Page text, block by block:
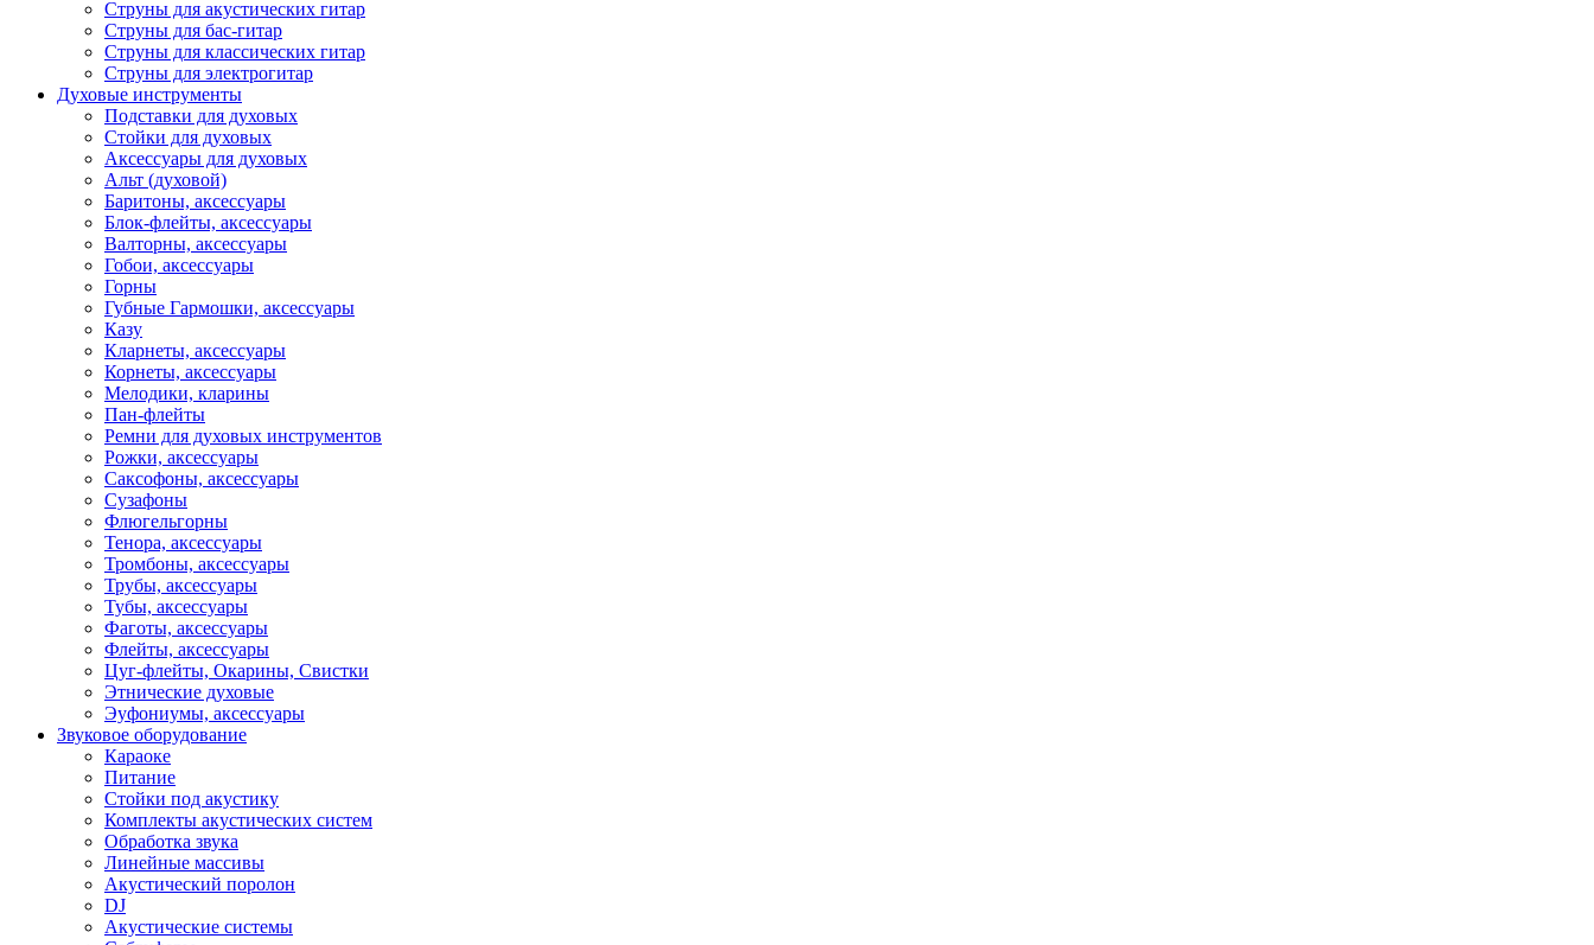
Струны для акустических гитар
Струны для бас-гитар
Струны для классических гитар
Струны для электрогитар
Духовые инструменты
Подставки для духовых
Стойки для духовых
Аксессуары для духовых
Альт (духовой)
Баритоны, аксессуары
Блок-флейты, аксессуары
Валторны, аксессуары
Гобои, аксессуары
Горны
Губные Гармошки, аксессуары
Казу
Кларнеты, аксессуары
Корнеты, аксессуары
Мелодики, кларины
Пан-флейты
Ремни для духовых инструментов
Рожки, аксессуары
Саксофоны, аксессуары
Сузафоны
Флюгельгорны
Тенора, аксессуары
Тромбоны, аксессуары
Трубы, аксессуары
Тубы, аксессуары
Фаготы, аксессуары
Флейты, аксессуары
Цуг-флейты, Окарины, Свистки
Этнические духовые
Эуфониумы, аксессуары
Звуковое оборудование
Караоке
Питание
Стойки под акустику
Комплекты акустических систем
Обработка звука
Линейные массивы
Акустический поролон
DJ
Акустические системы